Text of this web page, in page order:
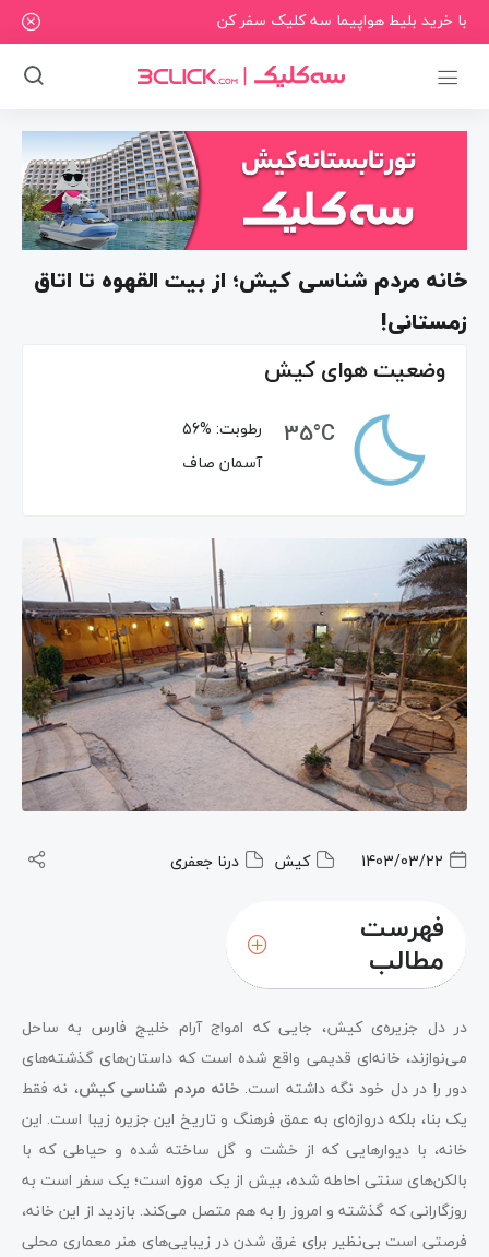
با خرید بلیط هواپیما سه کلیک سفر کن
خانه مردم شناسی کیش؛ از بیت القهوه تا اتاق
زمستانی!
وضعیت هوای کیش
35°C
رطوبت: 56%
آسمان صاف
1403/03/22 کیش درنا جعفری
فهرست
مطالب
در دل جزیره‌ی کیش، جایی که امواج آرام خلیج فارس به ساحل
می‌نوازند، خانه‌ای قدیمی واقع شده است که داستان‌های گذشته‌های
دور را در دل خود نگه داشته است.خانه مردم شناسی کیش، نه فقط
یک بنا، بلکه دروازه‌ای به عمق فرهنگ و تاریخ این جزیره زیبا است. این
خانه، با دیوارهایی که از خشت و گل ساخته شده و حیاطی که با
بالکن‌های سنتی احاطه شده، بیش از یک موزه است؛ یک سفر است به
روزگارانی که گذشته و امروز را به هم متصل می‌کند. بازدید از این خانه،
فرصتی است بی‌نظیر برای غرق شدن در زیبایی‌های هنر معماری محلی